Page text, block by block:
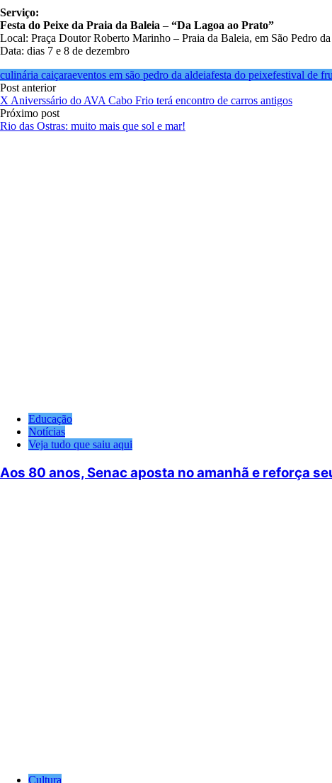
Serviço:
Festa do Peixe da Praia da Baleia – “Da Lagoa ao Prato”
Local: Praça Doutor Roberto Marinho – Praia da Baleia, em São Pedro
Data: dias 7 e 8 de dezembro
culinária caiçaraeventos em são pedro da aldeiafesta do peixefestival de
Post anterior
X Aniverssário do AVA Cabo Frio terá encontro de carros antigos
Próximo post
Rio das Ostras: muito mais que sol e mar!
Educação
Notícias
Veja tudo que saiu aqui
Aos 80 anos, Senac aposta no amanhã e reforça
Cultura